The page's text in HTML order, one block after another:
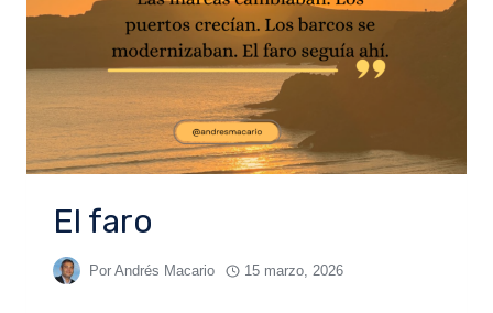
El faro
Por Andrés Macario 15 marzo, 2026